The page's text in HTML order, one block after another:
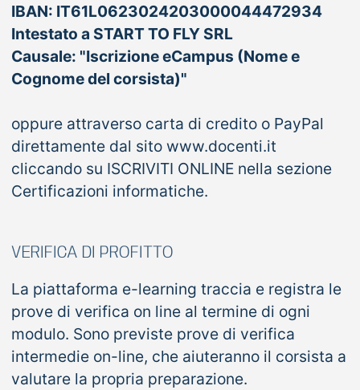
IBAN: IT61L0623024203000044472934
Intestato a START TO FLY SRL
Causale: "Iscrizione eCampus (Nome e
Cognome del corsista)"
oppure attraverso carta di credito o PayPal
direttamente dal sito www.docenti.it
cliccando su ISCRIVITI ONLINE nella sezione
Certificazioni informatiche.
VERIFICA DI PROFITTO
La piattaforma e-learning traccia e registra le
prove di verifica on line al termine di ogni
modulo. Sono previste prove di verifica
intermedie on-line, che aiuteranno il corsista a
valutare la propria preparazione.